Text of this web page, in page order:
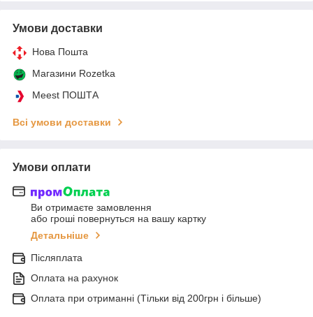
Умови доставки
Нова Пошта
Магазини Rozetka
Meest ПОШТА
Всі умови доставки
Умови оплати
Ви отримаєте замовлення
або гроші повернуться на вашу картку
Детальніше
Післяплата
Оплата на рахунок
Оплата при отриманні (Тільки від 200грн і більше)